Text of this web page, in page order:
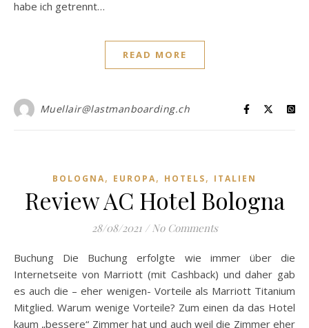
habe ich getrennt…
READ MORE
Muellair@lastmanboarding.ch
BOLOGNA, EUROPA, HOTELS, ITALIEN
Review AC Hotel Bologna
28/08/2021 / No Comments
Buchung Die Buchung erfolgte wie immer über die
Internetseite von Marriott (mit Cashback) und daher gab
es auch die – eher wenigen- Vorteile als Marriott Titanium
Mitglied. Warum wenige Vorteile? Zum einen da das Hotel
kaum „bessere“ Zimmer hat und auch weil die Zimmer eher